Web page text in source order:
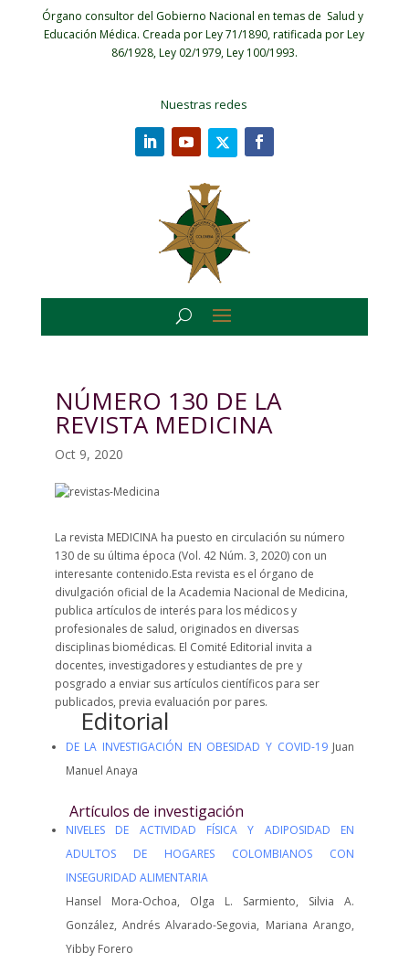
Órgano consultor del Gobierno Nacional en temas de Salud y
Educación Médica. Creada por Ley 71/1890, ratificada por Ley
86/1928, Ley 02/1979, Ley 100/1993.
Nuestras redes
NÚMERO 130 DE LA
REVISTA MEDICINA
Oct 9, 2020
La revista MEDICINA ha puesto en circulación su número
130 de su última época (Vol. 42 Núm. 3, 2020) con un
interesante contenido.Esta revista es el órgano de
divulgación oficial de la Academia Nacional de Medicina,
publica artículos de interés para los médicos y
profesionales de salud, originados en diversas
disciplinas biomédicas. El Comité Editorial invita a
docentes, investigadores y estudiantes de pre y
posgrado a enviar sus artículos científicos para ser
publicados, previa evaluación por pares.
Editorial
DE LA INVESTIGACIÓN EN OBESIDAD Y COVID-19 Juan
Manuel Anaya
Artículos de investigación
NIVELES DE ACTIVIDAD FÍSICA Y ADIPOSIDAD EN
ADULTOS DE HOGARES COLOMBIANOS CON
INSEGURIDAD ALIMENTARIA
Hansel Mora-Ochoa, Olga L. Sarmiento, Silvia A.
González, Andrés Alvarado-Segovia, Mariana Arango,
Yibby Forero